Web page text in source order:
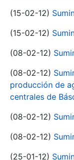
(15-02-12)
(15-02-12)
(08-02-12)
(08-02-12)
producción de
centrales de
(08-02-12)
(08-02-12)
(25-01-12)